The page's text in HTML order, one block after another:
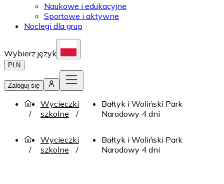
Naukowe i edukacyjne
Sportowe i aktywne
Noclegi dla grup
Wybierz język
PLN
Zaloguj się
Wycieczki
szkolne
Bałtyk i Woliński Park
Narodowy 4 dni
Wycieczki
szkolne
Bałtyk i Woliński Park
Narodowy 4 dni